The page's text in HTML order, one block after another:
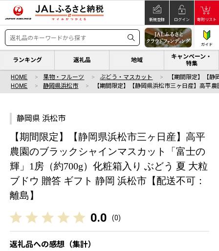
新規登録 ログイン 寄附リスト
ガイド
ランキング 返礼品 地域
キャンペーン・
特集
HOME 果物・フルーツ ぶどう・マスカット
【期間限定】【
HOME
静岡県浜松市 【期間限定】【静岡県浜松市三ヶ日産】高平
静岡県 浜松市
【期間限定】【静岡県浜松市三ヶ日産】高平
農園のブラックシャインマスカット「富士の
輝」1房（約700g）化粧箱入り ぶどう 夏 大粒
ブドウ 贈答 ギフト 静岡 浜松市【配送不可：
離島】
0.0 (0)
返礼品への感想（集計）